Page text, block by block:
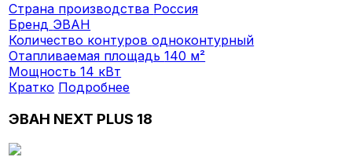
Страна производства Россия
Бренд ЭВАН
Количество контуроводноконтурный
Отапливаемая площадь140 м²
Мощность14 кВт
Кратко Подробнее
ЭВАН NEXT PLUS 18